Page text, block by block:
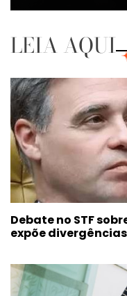
LEIA AQUI
Debate no STF
expõe